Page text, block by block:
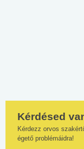
Kérdésed
Kérdezz orvos
égető problémáidra!